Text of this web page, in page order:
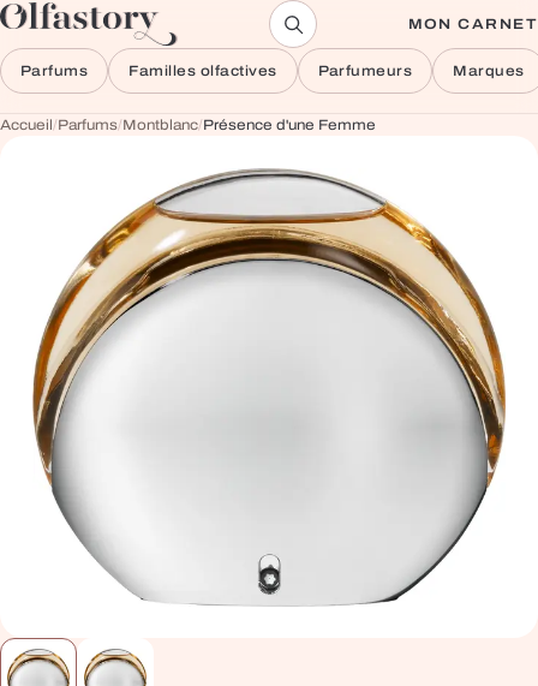
Aller au contenu MON CARNET
Parfums Familles olfactives Parfumeurs Marques
Accueil/Parfums/Montblanc/Présence d'une Femme